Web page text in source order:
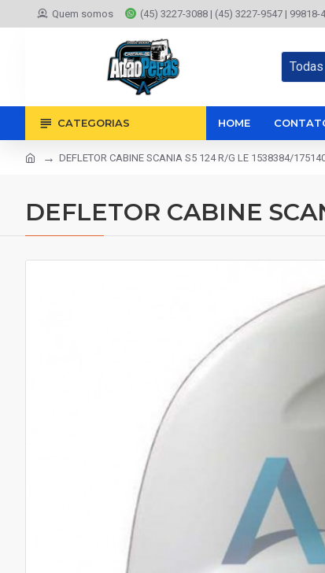
Quem somos (45) 3227-3088 | (45) 3227-9547 | 99818-
Todas
CATEGORIAS HOME
DEFLETOR CABINE SCANIA S5 124 R/G LE 1538384/
DEFLETOR CABINE